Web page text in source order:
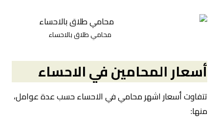
محامي طلاق بالاحساء
أسعار المحامين في الاحساء
تتفاوت أسعار اشهر محامي في الاحساء حسب عدة عوامل،
منها: